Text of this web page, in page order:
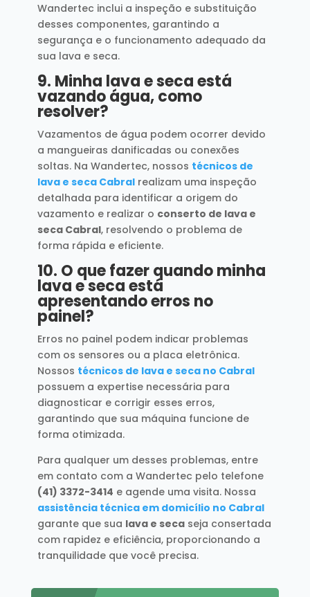
Wandertec inclui a inspeção e substituição
desses componentes, garantindo a
segurança e o funcionamento adequado da
sua lava e seca.
9. Minha lava e seca está
vazando água, como
resolver?
Vazamentos de água podem ocorrer devido
a mangueiras danificadas ou conexões
soltas. Na Wandertec, nossos técnicos de
lava e seca Cabralrealizam uma inspeção
detalhada para identificar a origem do
vazamento e realizar o conserto de lava e
seca Cabral, resolvendo o problema de
forma rápida e eficiente.
10. O que fazer quando minha
lava e seca está
apresentando erros no
painel?
Erros no painel podem indicar problemas
com os sensores ou a placa eletrônica.
Nossos técnicos de lava e seca no Cabral
possuem a expertise necessária para
diagnosticar e corrigir esses erros,
garantindo que sua máquina funcione de
forma otimizada.
Para qualquer um desses problemas, entre
em contato com a Wandertec pelo telefone
(41) 3372-3414 e agende uma visita. Nossa
assistência técnica em domicílio no Cabral
garante que sua lava e secaseja consertada
com rapidez e eficiência, proporcionando a
tranquilidade que você precisa.